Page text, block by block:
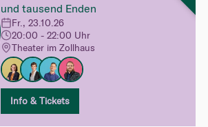
und tausend Enden
Fr., 23.10.26
20:00 - 22:00 Uhr
Theater im Zollhaus
Info & Tickets